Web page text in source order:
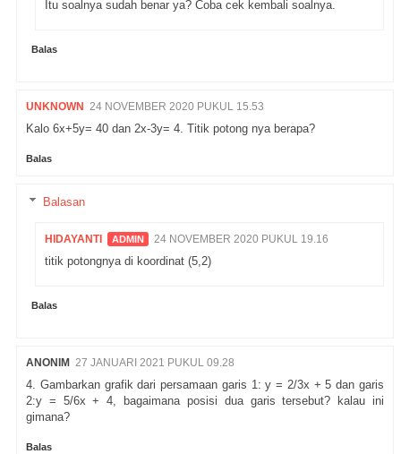
Itu soalnya sudah benar ya? Coba cek kembali soalnya.
Balas
UNKNOWN 24 NOVEMBER 2020 PUKUL 15.53
Kalo 6x+5y= 40 dan 2x-3y= 4. Titik potong nya berapa?
Balas
Balasan
HIDAYANTI 24 NOVEMBER 2020 PUKUL 19.16
titik potongnya di koordinat (5,2)
Balas
ANONIM 27 JANUARI 2021 PUKUL 09.28
4. Gambarkan grafik dari persamaan garis 1: y = 2/3x + 5 dan garis
2:y = 5/6x + 4, bagaimana posisi dua garis tersebut? kalau ini
gimana?
Balas